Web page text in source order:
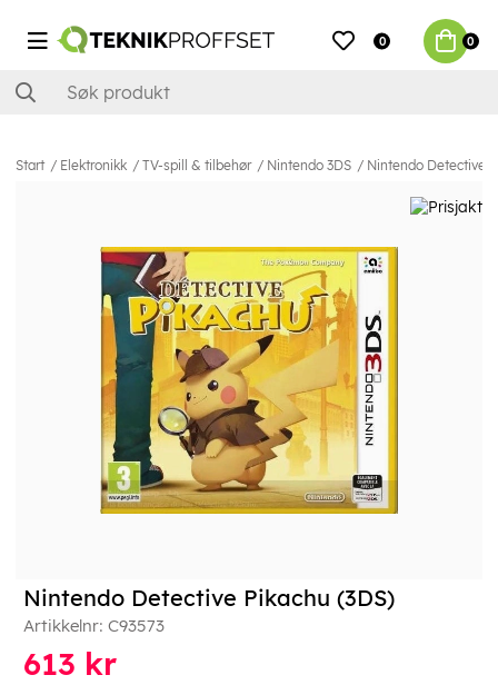
0 0
Start Elektronikk TV-spill & tilbehør Nintendo 3DS Nintendo Detective
Nintendo Detective Pikachu (3DS)
Artikkelnr: C93573
613 kr